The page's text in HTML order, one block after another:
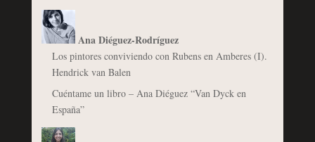
Ana Diéguez-Rodríguez
Los pintores conviviendo con Rubens en Amberes (I).
Hendrick van Balen
Cuéntame un libro – Ana Diéguez “Van Dyck en
España”